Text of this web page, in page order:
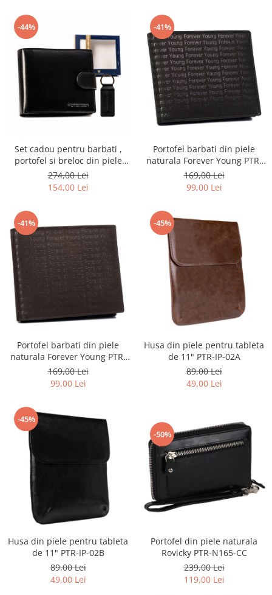
-44%
Set cadou pentru barbati ,
portofel si breloc din piele
naturala Peterson PTR-PTN
SET-M-N992L-KCS
274,00 Lei
154,00 Lei
-41%
Portofel barbati din piele
naturala Forever Young PTR-
701-SPG
169,00 Lei
99,00 Lei
-41%
Portofel barbati din piele
naturala Forever Young PTR-
701-SPG
169,00 Lei
99,00 Lei
-45%
Husa din piele pentru tableta
de 11" PTR-IP-02A
89,00 Lei
49,00 Lei
-45%
Husa din piele pentru tableta
de 11" PTR-IP-02B
89,00 Lei
49,00 Lei
-50%
Portofel din piele naturala
Rovicky PTR-N165-CC
239,00 Lei
119,00 Lei